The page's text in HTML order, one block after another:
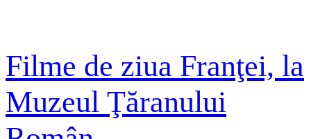
Filme de ziua Franţei, la
Muzeul Ţăranului